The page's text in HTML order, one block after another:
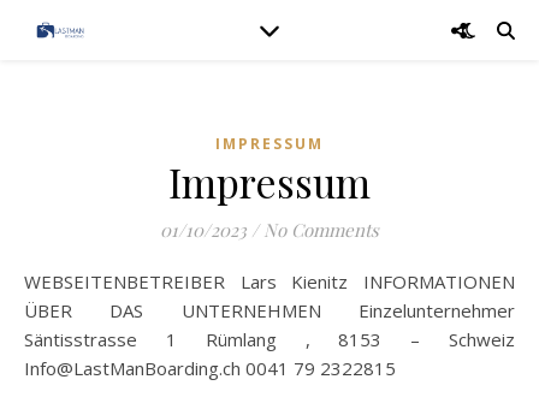
IMPRESSUM
Impressum
01/10/2023 / No Comments
WEBSEITENBETREIBER Lars Kienitz INFORMATIONEN
ÜBER DAS UNTERNEHMEN Einzelunternehmer
Säntisstrasse 1 Rümlang , 8153 – Schweiz
Info@LastManBoarding.ch 0041 79 2322815